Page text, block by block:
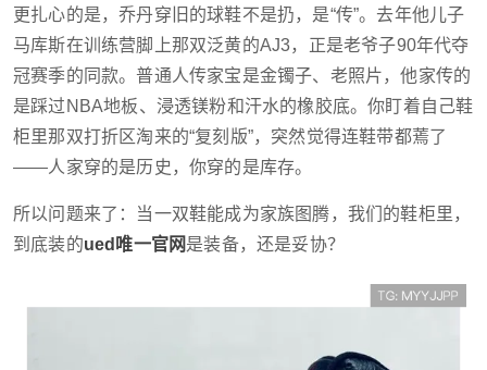
更扎心的是，乔丹穿旧的球鞋不是扔，是“传”。去年他儿子
马库斯在训练营脚上那双泛黄的AJ3，正是老爷子90年代夺
冠赛季的同款。普通人传家宝是金镯子、老照片，他家传的
是踩过NBA地板、浸透镁粉和汗水的橡胶底。你盯着自己鞋
柜里那双打折区淘来的“复刻版”，突然觉得连鞋带都蔫了
——人家穿的是历史，你穿的是库存。
所以问题来了：当一双鞋能成为家族图腾，我们的鞋柜里，
到底装的ued唯一官网是装备，还是妥协？